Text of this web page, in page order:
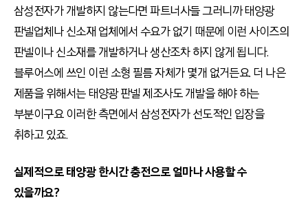
삼성전자가 개발하지 않는다면 파트너사들 그러니까 태양광
판넬업체나 신소재 업체에서 수요가 없기 때문에 이런 사이즈의
판넬이나 신소재를 개발하거나 생산조차 하지 않게 됩니다.
블루어스에 쓰인 이런 소형 필름 자체가 몇개 없거든요. 더 나은
제품을 위해서는 태양광 판넬 제조사도 개발을 해야 하는
부분이구요 이러한 측면에서 삼성전자가 선도적인 입장을
취하고 있죠.
실제적으로 태양광 한시간 충전으로 얼마나 사용할 수
있을까요?